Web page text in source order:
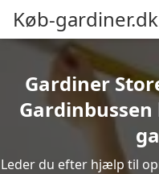
Køb-gardiner.dk
Gardiner
Leder du efter hjælp til